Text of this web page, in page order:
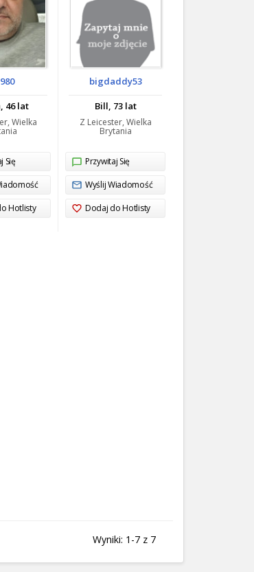
46 lat
Wielka
Się
Hotlisty
bigdaddy53
Bill, 73 lat
Z Leicester, Wielka
Brytania
Przywitaj Się
Wyślij Wiadomość
Dodaj do Hotlisty
Wyniki: 1-7 z 7